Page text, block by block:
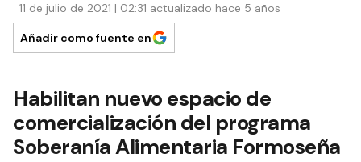
11 de julio de 2021 | 02:31 actualizado hace 5 años
Añadir como fuente en
Habilitan nuevo espacio de
comercialización del programa
Soberanía Alimentaria Formoseña